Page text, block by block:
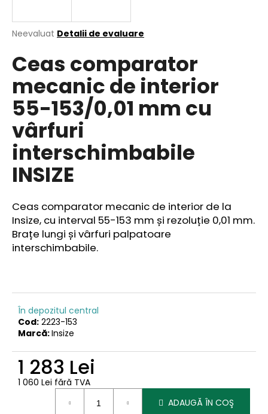
Evaluarea
a
produsului
0,0
din
5
stele.
Neevaluat Detalii de evaluare
Ceas comparator
mecanic de interior
55-153/0,01 mm cu
vârfuri
interschimbabile
INSIZE
Ceas comparator mecanic de interior de la
Insize, cu interval 55-153 mm și rezoluție 0,01 mm.
Brațe lungi și vârfuri palpatoare
interschimbabile.
În depozitul central
Cod: 2223-153
Marcă:Insize
1 283 Lei
1 060 Lei fără TVA
ADAUGĂ ÎN COŞ
ă
e
c
o
m
a
n
d
ă